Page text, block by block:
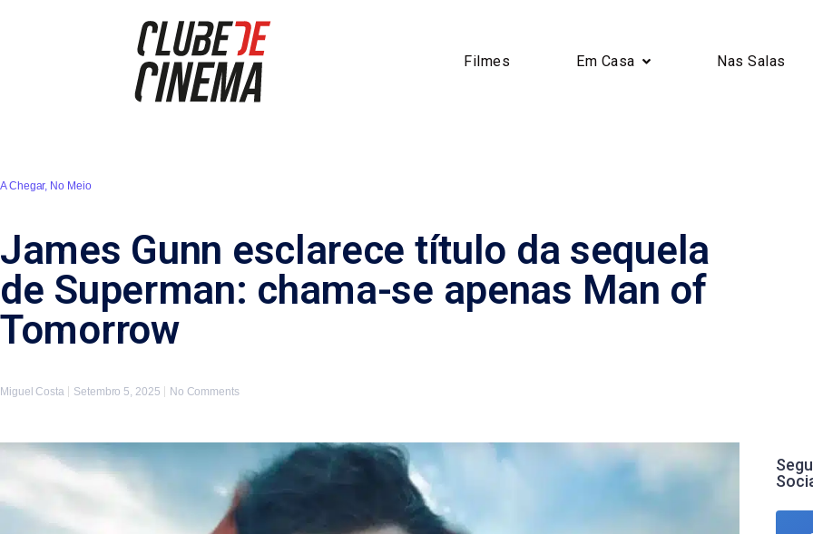
Filmes Em Casa Nas Salas
A Chegar, No Meio
James Gunn esclarece título da sequela
de Superman: chama-se apenas Man of
Tomorrow
Miguel Costa Setembro 5, 2025 No Comments